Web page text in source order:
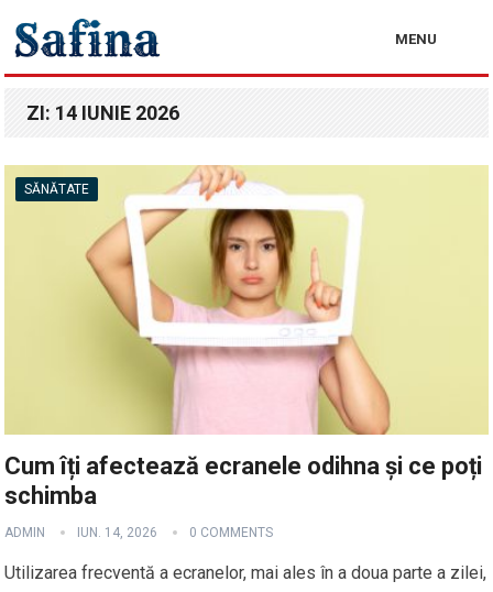
MENU
ZI: 14 IUNIE 2026
SĂNĂTATE
Cum îți afectează ecranele odihna și ce poți
schimba
ADMIN IUN. 14, 2026 0 COMMENTS
Utilizarea frecventă a ecranelor, mai ales în a doua parte a zilei,